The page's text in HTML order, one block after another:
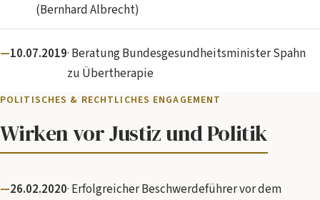
(Bernhard Albrecht)
10.07.2019· Beratung Bundesgesundheitsminister Spahn
zu Übertherapie
POLITISCHES & RECHTLICHES ENGAGEMENT
Wirken vor Justiz und Politik
26.02.2020· Erfolgreicher Beschwerdeführer vor dem